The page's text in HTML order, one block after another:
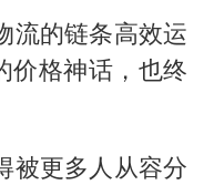
流的链条高效运
价格神话，也终
被更多人从容分